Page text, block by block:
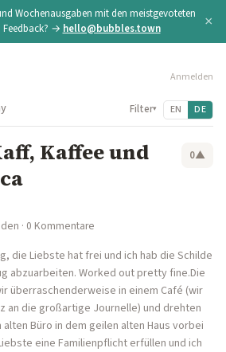
Wochenausgaben mit den meistgevoteten
Feedback? → hello@bubbles.town ×
Anmelden
Filter▾ EN DE
Kaffee und
0▲
· 0 Kommentare
die Liebste hat frei und ich hab die Schilde
abzuarbeiten. Worked out pretty fine.Die
überraschenderweise in einem Café (wir
an die großartige Journelle) und drehten
alten Büro in dem geilen alten Haus vorbei
eine Familienpflicht erfüllen und ich